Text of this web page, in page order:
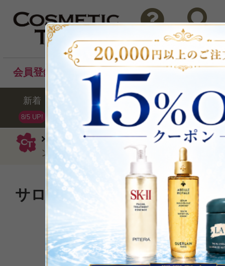
オラプレックス シャンプー
No.4
ンプー1000ml（サロンサイズ）
問い合わせ 検索
会員登録後のお買い物でポイントプレゼント！
新着
8/5 UP!
セール ランキング ブ
サロンの仕上がりの再現性と
ちでも！
P可